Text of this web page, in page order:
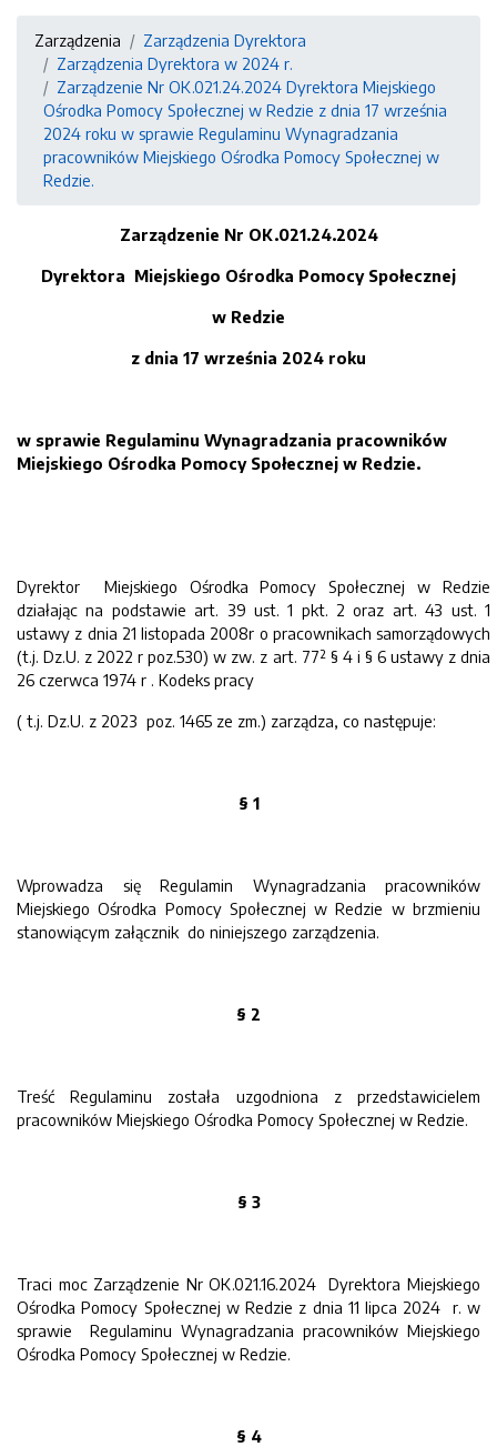
Zarządzenia
Zarządzenia Dyrektora
Zarządzenia Dyrektora w 2024 r.
Zarządzenie Nr OK.021.24.2024 Dyrektora Miejskiego
Ośrodka Pomocy Społecznej w Redzie z dnia 17 września
2024 roku w sprawie Regulaminu Wynagradzania
pracowników Miejskiego Ośrodka Pomocy Społecznej w
Redzie.
Zarządzenie Nr OK.021.24.2024
Dyrektora Miejskiego Ośrodka Pomocy Społecznej
w Redzie
z dnia 17 września 2024 roku
w sprawie Regulaminu Wynagradzania pracowników
Miejskiego Ośrodka Pomocy Społecznej w Redzie.
Dyrektor Miejskiego Ośrodka Pomocy Społecznej w Redzie
działając na podstawie art. 39 ust. 1 pkt. 2 oraz art. 43 ust. 1
ustawy z dnia 21 listopada 2008r o pracownikach samorządowych
(t.j. Dz.U. z 2022 r poz.530) w zw. z art. 77² § 4 i § 6 ustawy z dnia
26 czerwca 1974 r . Kodeks pracy
( t.j. Dz.U. z 2023 poz. 1465 ze zm.) zarządza, co następuje:
§ 1
Wprowadza się Regulamin Wynagradzania pracowników
Miejskiego Ośrodka Pomocy Społecznej w Redzie w brzmieniu
stanowiącym załącznik do niniejszego zarządzenia.
§ 2
Treść Regulaminu została uzgodniona z przedstawicielem
pracowników Miejskiego Ośrodka Pomocy Społecznej w Redzie.
§ 3
Traci moc Zarządzenie Nr OK.021.16.2024 Dyrektora Miejskiego
Ośrodka Pomocy Społecznej w Redzie z dnia 11 lipca 2024 r. w
sprawie Regulaminu Wynagradzania pracowników Miejskiego
Ośrodka Pomocy Społecznej w Redzie.
§ 4